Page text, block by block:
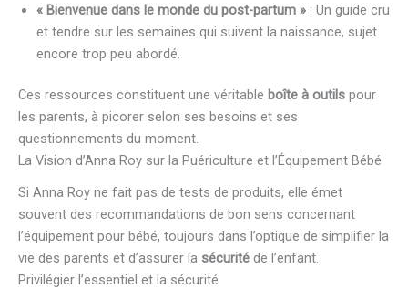
« Bienvenue dans le monde du post-partum » : Un guide cru
et tendre sur les semaines qui suivent la naissance, sujet
encore trop peu abordé.
Ces ressources constituent une véritable boîte à outils pour
les parents, à picorer selon ses besoins et ses
questionnements du moment.
La Vision d’Anna Roy sur la Puériculture et l’Équipement Bébé
Si Anna Roy ne fait pas de tests de produits, elle émet
souvent des recommandations de bon sens concernant
l’équipement pour bébé, toujours dans l’optique de simplifier la
vie des parents et d’assurer la sécurité de l’enfant.
Privilégier l’essentiel et la sécurité